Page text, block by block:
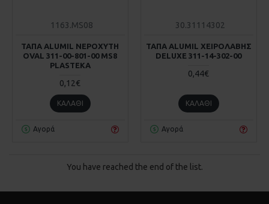
1163.MS08
ΤΑΠΑ ALUMIL ΝΕΡΟΧΥΤΗ
OVAL 311-00-801-00 MS8
PLASTEKA
0,12€
ΚΑΛΆΘΙ
Αγορά
30.31114302
ΤΑΠΑ ALUMIL ΧΕΙΡΟΛΑΒΗΣ
DELUXE 311-14-302-00
0,44€
ΚΑΛΆΘΙ
Αγορά
You have reached the end of the list.